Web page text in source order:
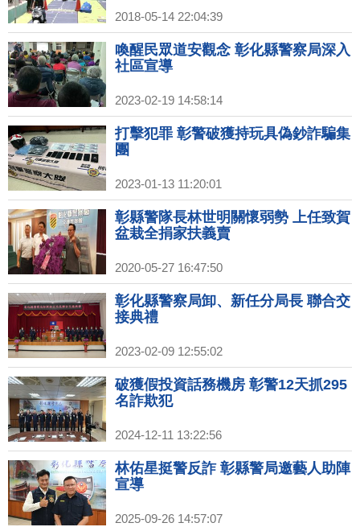
2018-05-14 22:04:39
喚醒民眾道安觀念 彰化縣警察局深入
社區宣導
2023-02-19 14:58:14
打擊犯罪 彰警破獲持玩具偽鈔詐騙集
團
2023-01-13 11:20:01
彰縣警隊長林世明關懷弱勢 上任致賀
盆栽全捐家扶義賣
2020-05-27 16:47:50
彰化縣警察局卸、新任分局長 聯合交
接典禮
2023-02-09 12:55:02
破獲假投資話務機房 彰警12天抓295
名詐欺犯
2024-12-11 13:22:56
林佑星挺警反詐 彰縣警局邀藝人助陣
宣導
2025-09-26 14:57:07